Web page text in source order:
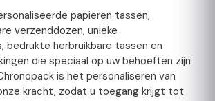
papieren tassen,
verzenddozen, unieke
bedrukte herbruikbare tassen en
die speciaal op uw behoeften zijn
is het personaliseren van
kracht, zodat u toegang krijgt tot